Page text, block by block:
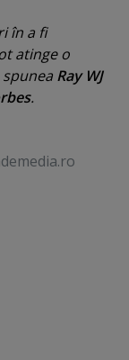
în a fi
atinge o
spunea Ray WJ
.